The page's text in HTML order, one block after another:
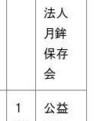
法人
月鉾
保存
会
１
公益